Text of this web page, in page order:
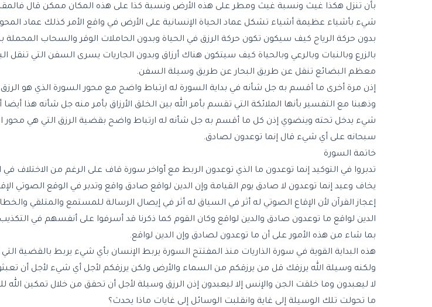
بأن تنزل هكذا غيث ونسبة غيث ومطر على هذه الأرض ونسبة كذا على هذه المكان ممكن قال
شيء بأشياء عظيمة أشياء تشكل عماد الحياة الإنسانية على الأرض في واقع الأمر كذلك عماد
بدون حركة الرياح كيف سيكون تكون حركة الرزق في الحياة وبدون الحاملات الوقر والسحاب المحملة
بالزرع وبالنبات وبالرعي وبالحياة كيف سيتكون هناك أرزاق وبدون الجاريات يسرى السفن التي تنقل
معظم البضائع تنقل عن طريق البحار عن طريق وسيلة السفن.
إذن مرة أخرى ما أقسم به جل شأنه في بداية السورة له ارتباط واضح مع محور السورة الذي هو
وذهبنا مع التفسير بأنها الملائكة التي تقسم بأمر الله بين الخلق الأرزاق بأمر منه جل شأنه هذا
شيء يدخل تحته وينضوي إذن كل ما أقسم به جل شأنه له ارتباط واضح بقضية الرزق التي هي محور
سبحانه على أي شيء قال إنما توعدون لصادق.
خاتمة السورة
تدبروا في التوكيد إنما توعدون ما الذي توعدون الربط مع أواخر سورة قاف على الرغم من الاختلاف في
يخاف وعيد إنما توعدون لا صادق يوم القيامة وإن الدين لواقع صادق واقع وتدبر في الوقع الصوتي
إعجاز القرآن لأن الإقاع الصوتي له أثر في السياق له أثر في إيصال الرسالة للمستمع والمتلقي
الدين لواقع ما توعدون صادق والدين لواقع وكان القوم كما ذكرنا قد أسرفوا على أنفسهم في
بما شاء من هذه الأمور على أن ما توعدون لصادق وإن الدين لواقع.
هذه البداية القوية في سورة الذاريات منذ المفتتح السورة يربط الإنسان بأي شيء يربط بالقضية
ولكنه وسيلة الله يرزقك قل من يرزقكم من السماء والأرض ولكن يرزقكم لأجل أي شيء لأجل أن
لا ليعبدون وما خلقت الجن والإنس إلا ليعبدون إذن الرزق وسيلة لأجل أن تحقق من خلال تمكين الله
ما تحولت تلك الوسيلة إلى غاية وانقلبت الوسائل إلى غايات ماذا يحدث؟